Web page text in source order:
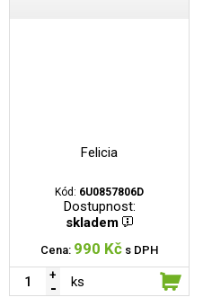
Felicia
Kód: 6U0857806D
Dostupnost:
skladem
Cena: 990 Kč s DPH
ks